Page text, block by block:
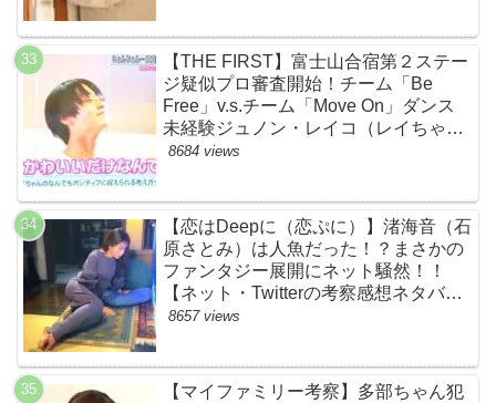
【THE FIRST】富士山合宿第２ステー
ジ疑似プロ審査開始！チーム「Be
Free」v.s.チーム「Move On」ダンス
未経験ジュノン・レイコ（レイちゃ
ん）頑張れ！ルイルイかわいすぎる
BE:FIRST・ビーファースト】
8684 views
【恋はDeepに（恋ぷに）】渚海音（石
原さとみ）は人魚だった！？まさかの
ファンタジー展開にネット騒然！！
【ネット・Twitterの考察感想ネタバレ
評価評判あらすじまとめ】
8657 views
【マイファミリー考察】多部ちゃん犯